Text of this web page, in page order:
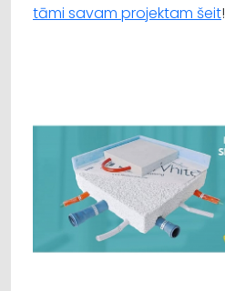
tāmi savam projektam šeit!